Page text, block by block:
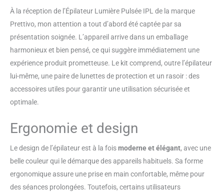
laser IPL est l'effet de l'utilisation
de l'IPL pour endommager le
follicule pileux afin d'obtenir une
épilation permanente. L'appareil
efficace pour une épilation
permanente en seulement 𝟕-𝟖
𝐬𝐞𝐦𝐚𝐢𝐧𝐞𝐬. 𝐅𝐨𝐧𝐜𝐭𝐢𝐨𝐧 𝟑-𝐈𝐍-𝟏 𝐞𝐭 𝟗
perceptible après 𝟑-𝟒 traitements
traitements. Plus le niveau est
élevé, plus l'intensité est forte et
meilleurs sont les résultats. Par
ailleurs, l'épilateur amélioré
À la réception de l’Épilateur Lumière Pulsée IPL de la marque
Prettivo, mon attention a tout d’abord été captée par sa
présentation soignée. L’appareil arrive dans un emballage
harmonieux et bien pensé, ce qui suggère immédiatement une
expérience produit prometteuse. Le kit comprend, outre l’épilateur
lui-même, une paire de lunettes de protection et un rasoir : des
accessoires utiles pour garantir une utilisation sécurisée et
optimale.
Ergonomie et design
Le design de l’épilateur est à la foismoderne et élégant, avec une
belle couleur qui le démarque des appareils habituels. Sa forme
ergonomique assure une prise en main confortable, même pour
des séances prolongées. Toutefois, certains utilisateurs